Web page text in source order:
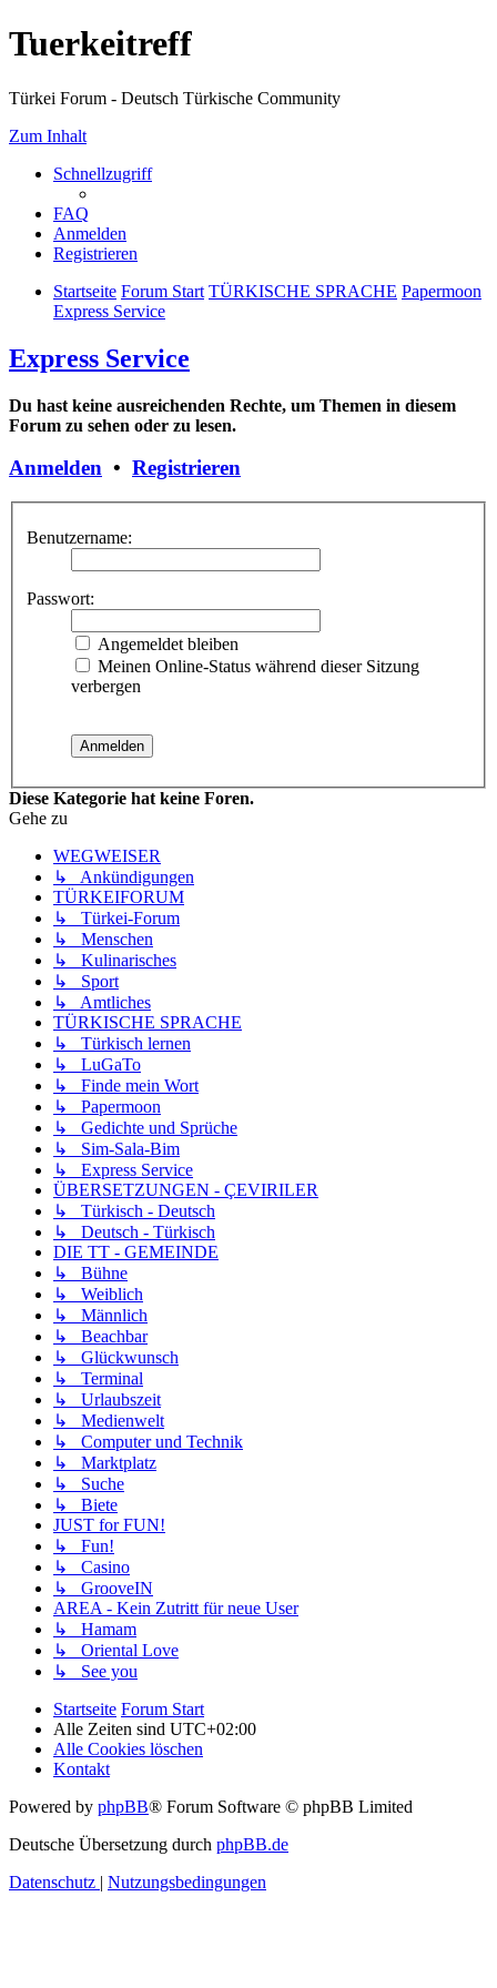
Tuerkeitreff
Türkei Forum - Deutsch Türkische Community
Zum Inhalt
Schnellzugriff
FAQ
Anmelden
Registrieren
Startseite Forum Start TÜRKISCHE SPRACHE Papermoon
Express Service
Express Service
Du hast keine ausreichenden Rechte, um Themen in diesem
Forum zu sehen oder zu lesen.
Anmelden • Registrieren
Benutzername:
Passwort:
Angemeldet bleiben
Meinen Online-Status während dieser Sitzung
verbergen
Diese Kategorie hat keine Foren.
Gehe zu
WEGWEISER
↳ Ankündigungen
TÜRKEIFORUM
↳ Türkei-Forum
↳ Menschen
↳ Kulinarisches
↳ Sport
↳ Amtliches
TÜRKISCHE SPRACHE
↳ Türkisch lernen
↳ LuGaTo
↳ Finde mein Wort
↳ Papermoon
↳ Gedichte und Sprüche
↳ Sim-Sala-Bim
↳ Express Service
ÜBERSETZUNGEN - ÇEVIRILER
↳ Türkisch - Deutsch
↳ Deutsch - Türkisch
DIE TT - GEMEINDE
↳ Bühne
↳ Weiblich
↳ Männlich
↳ Beachbar
↳ Glückwunsch
↳ Terminal
↳ Urlaubszeit
↳ Medienwelt
↳ Computer und Technik
↳ Marktplatz
↳ Suche
↳ Biete
JUST for FUN!
↳ Fun!
↳ Casino
↳ GrooveIN
AREA - Kein Zutritt für neue User
↳ Hamam
↳ Oriental Love
↳ See you
Startseite Forum Start
Alle Zeiten sind UTC+02:00
Alle Cookies löschen
Kontakt
Powered by phpBB® Forum Software © phpBB Limited
Deutsche Übersetzung durch phpBB.de
Datenschutz | Nutzungsbedingungen